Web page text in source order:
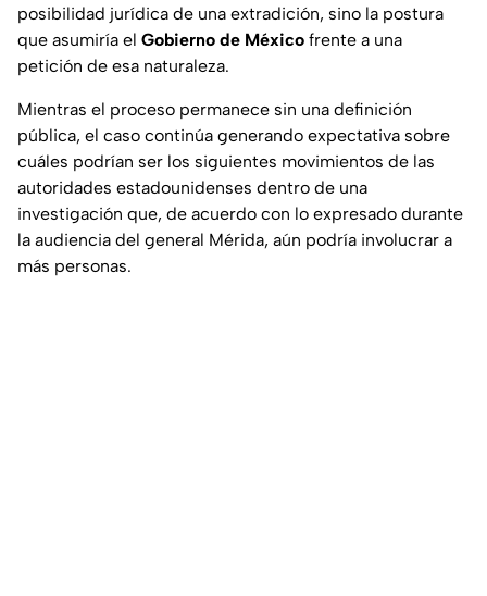
posibilidad jurídica de una extradición, sino la postura
que asumiría el Gobierno de México frente a una
petición de esa naturaleza.
Mientras el proceso permanece sin una definición
pública, el caso continúa generando expectativa sobre
cuáles podrían ser los siguientes movimientos de las
autoridades estadounidenses dentro de una
investigación que, de acuerdo con lo expresado durante
la audiencia del general Mérida, aún podría involucrar a
más personas.